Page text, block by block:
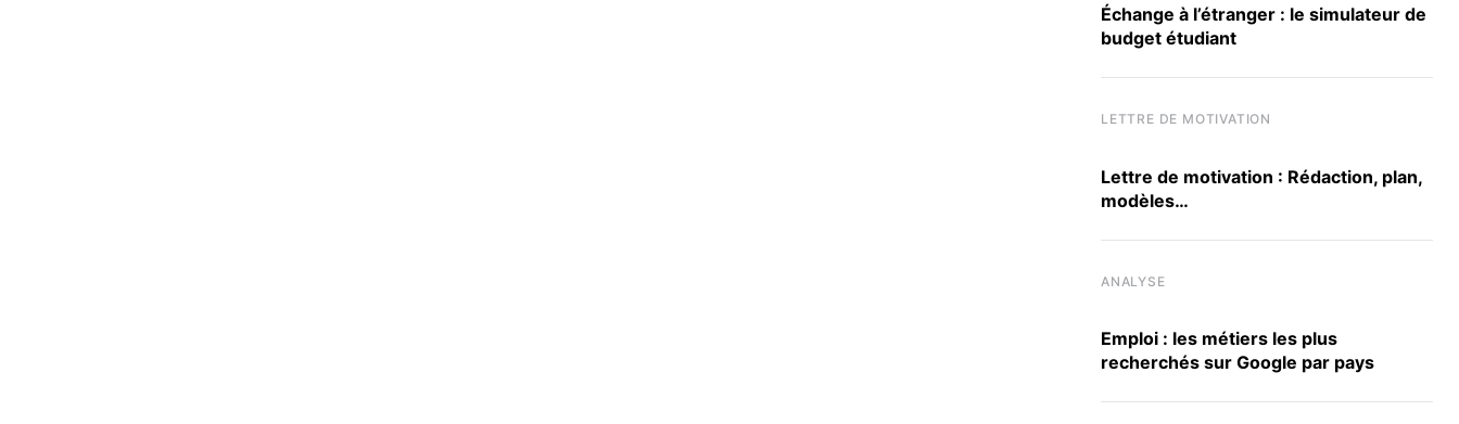
Échange à l’étranger : le simulateur de
budget étudiant
LETTRE DE MOTIVATION
Lettre de motivation : Rédaction, plan,
modèles…
ANALYSE
Emploi : les métiers les plus
recherchés sur Google par pays